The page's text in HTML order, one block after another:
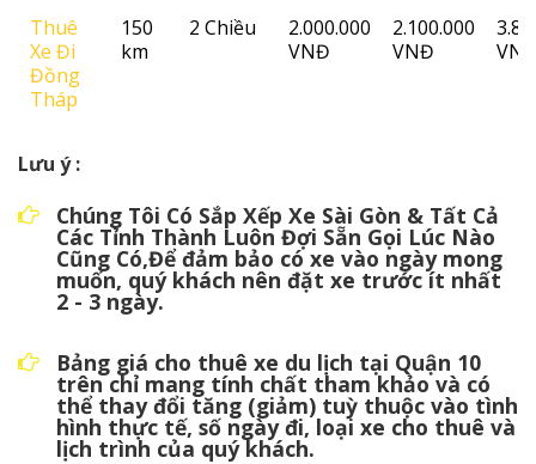
Thuê
Xe Đi
Đồng
Tháp
150
km
2 Chiều
2.000.000
VNĐ
2.100.000
VNĐ
Lưu ý :
Chúng Tôi Có Sắp Xếp Xe Sài Gòn & Tất Cả
Các Tỉnh Thành Luôn Đợi Sẵn Gọi Lúc Nào
Cũng Có,Để đảm bảo có xe vào ngày mong
muốn, quý khách nên đặt xe trước ít nhất
2 - 3 ngày.
Bảng giá cho thuê xe du lịch tại Quận 10
trên chỉ mang tính chất tham khảo và có
thể thay đổi tăng (giảm) tuỳ thuộc vào tình
hình thực tế, số ngày đi, loại xe cho thuê và
lịch trình của quý khách.